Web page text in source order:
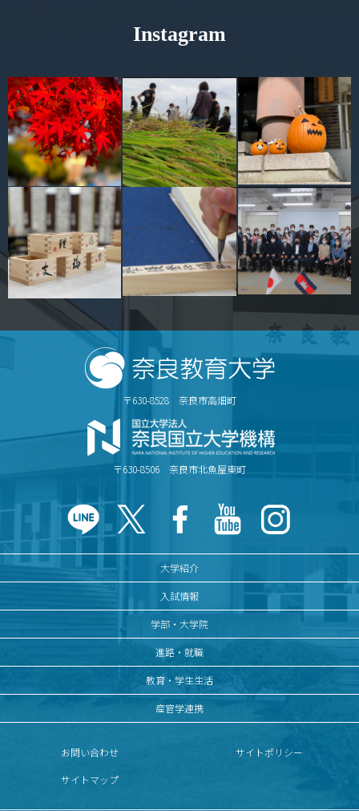
ESD・SDGsセンター
情報センター
自然環境教育センター
理数教育研究センター
特別支援教育研究センター
Nara ISC/ 国際戦略センター
保健センター
AED設置状況
お問い合わせ窓口一覧
キャンパスマップ
サイトマップ
交通アクセス
同窓会
附属学校園
Instagram
〒630-8528 奈良市高畑町
〒630-8506 奈良市北魚屋東町
大学紹介
入試情報
学部・大学院
進路・就職
教育・学生生活
産官学連携
お問い合わせ
サイトポリシー
サイトマップ